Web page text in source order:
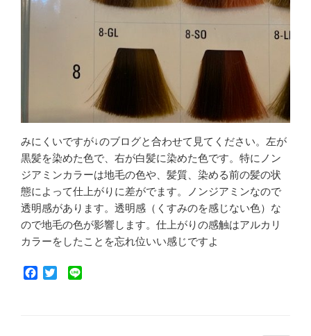
みにくいですが↓のブログと合わせて見てください。左が
黒髪を染めた色で、右が白髪に染めた色です。特にノン
ジアミンカラーは地毛の色や、髪質、染める前の髪の状
態によって仕上がりに差がでます。ノンジアミンなので
透明感があります。透明感（くすみのを感じない色）な
ので地毛の色が影響します。仕上がりの感触はアルカリ
カラーをしたことを忘れ位いい感じですよ